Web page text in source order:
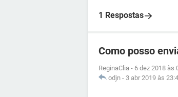
1 Respostas
Como posso
ReginaClia - 6 dez 2018 às
odjn - 3 abr 2019 às